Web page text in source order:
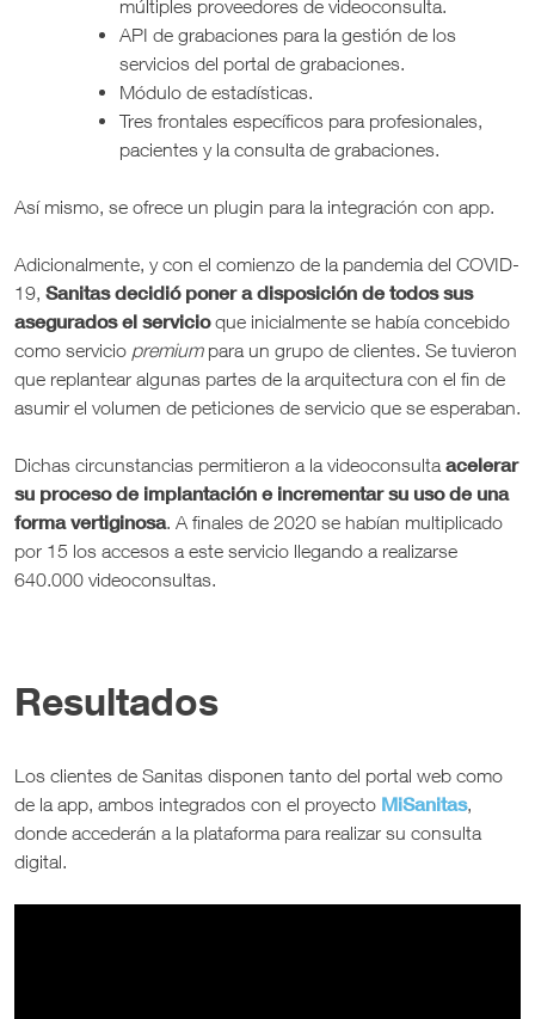
múltiples proveedores de videoconsulta.
API de grabaciones para la gestión de los
servicios del portal de grabaciones.
Módulo de estadísticas.
Tres frontales específicos para profesionales,
pacientes y la consulta de grabaciones.
Así mismo, se ofrece un plugin para la integración con app.
Adicionalmente, y con el comienzo de la pandemia del COVID-
19, Sanitas decidió poner a disposición de todos sus
asegurados el servicioque inicialmente se había concebido
como servicio premiumpara un grupo de clientes. Se tuvieron
que replantear algunas partes de la arquitectura con el fin de
asumir el volumen de peticiones de servicio que se esperaban.
Dichas circunstancias permitieron a la videoconsulta acelerar
su proceso de implantación e incrementar su uso de una
forma vertiginosa . A finales de 2020 se habían multiplicado
por 15 los accesos a este servicio llegando a realizarse
640.000 videoconsultas.
Resultados
Los clientes de Sanitas disponen tanto del portal web como
de la app, ambos integrados con el proyecto MiSanitas,
donde accederán a la plataforma para realizar su consulta
digital.